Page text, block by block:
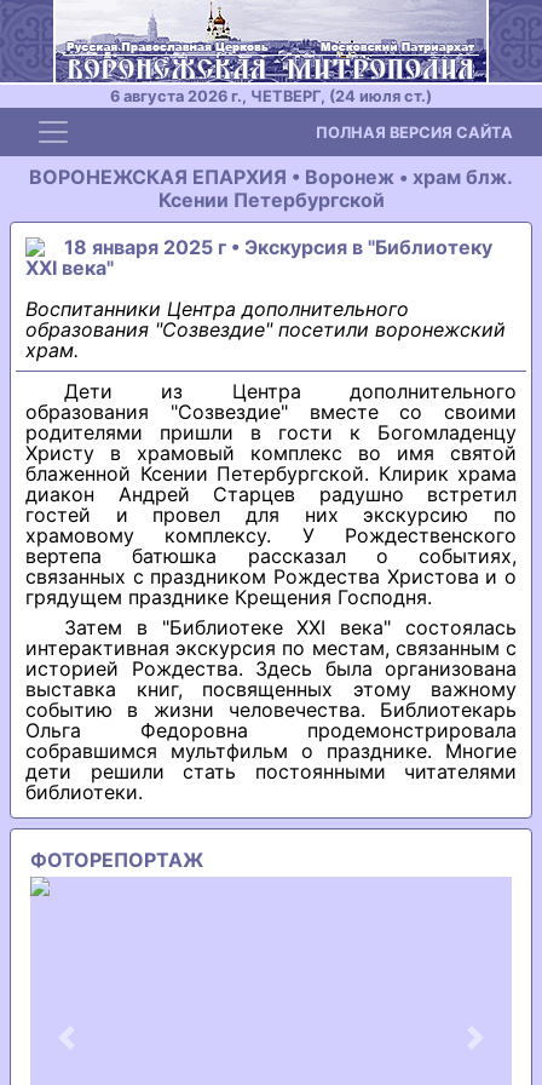
6 августа 2026 г., ЧЕТВЕРГ, (24 июля ст.)
Toggle navigation ПОЛНАЯ ВЕРСИЯ САЙТА
ВОРОНЕЖСКАЯ ЕПАРХИЯ • Воронеж • храм блж.
Ксении Петербургской
18 января 2025 г • Экскурсия в "Библиотеку
XXI века"
Воспитанники Центра дополнительного
образования "Созвездие" посетили воронежский
храм.
Дети из Центра дополнительного
образования "Созвездие" вместе со своими
родителями пришли в гости к Богомладенцу
Христу в храмовый комплекс во имя святой
блаженной Ксении Петербургской. Клирик храма
диакон Андрей Старцев радушно встретил
гостей и провел для них экскурсию по
храмовому комплексу. У Рождественского
вертепа батюшка рассказал о событиях,
связанных с праздником Рождества Христова и о
грядущем празднике Крещения Господня.
Затем в "Библиотеке XXI века" состоялась
интерактивная экскурсия по местам, связанным с
историей Рождества. Здесь была организована
выставка книг, посвященных этому важному
событию в жизни человечества. Библиотекарь
Ольга Федоровна продемонстрировала
собравшимся мультфильм о празднике. Многие
дети решили стать постоянными читателями
библиотеки.
ФОТОРЕПОРТАЖ
Previous Next